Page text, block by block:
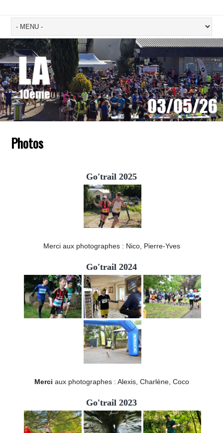
Photos
Go'trail 2025
Merci aux photographes : Nico, Pierre-Yves
Go'trail 2024
Merci aux photographes : Alexis, Charlène, Coco
Go'trail 2023